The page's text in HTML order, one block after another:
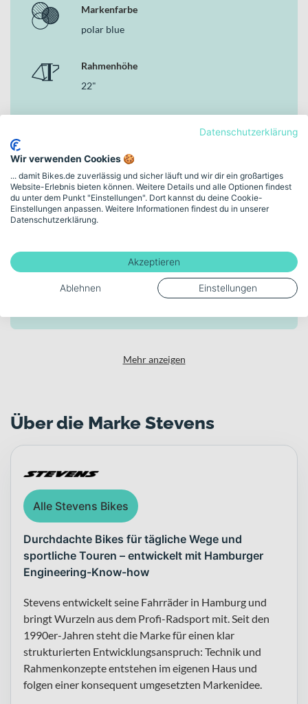
Markenfarbe
polar blue
Rahmenhöhe
22"
Bremsen
Hydraulische Scheibenbremse
Shimano EP800
Akku-Kapazität (Wh)
Mehr anzeigen
Über die Marke Stevens
Alle Stevens Bikes
Durchdachte Bikes für tägliche Wege und
sportliche Touren – entwickelt mit Hamburger
Engineering-Know-how
Stevens entwickelt seine Fahrräder in Hamburg und
bringt Wurzeln aus dem Profi-Radsport mit. Seit den
1990er-Jahren steht die Marke für einen klar
strukturierten Entwicklungsanspruch: Technik und
Rahmenkonzepte entstehen im eigenen Haus und
folgen einer konsequent umgesetzten Markenidee.
Datenschutzerklärung
Wir verwenden Cookies 🍪
... damit Bikes.de zuverlässig und sicher läuft und wir dir ein großartiges
Website-Erlebnis bieten können. Weitere Details und alle Optionen findest
du unter dem Punkt "Einstellungen". Dort kannst du deine Cookie-
Einstellungen anpassen. Weitere Informationen findest du in unserer
Datenschutzerklärung.
Akzeptieren
Ablehnen Einstellungen